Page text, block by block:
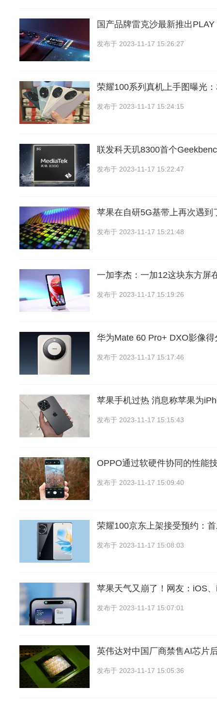
国产品牌雷克沙最新推出
发布于 2023-11-17 15:26:27
荣耀100系列真机上手图曝光
发布于 2023-11-17 15:24:15
联发科天玑8300首个
发布于 2023-11-17 15:22:47
苹果在自研5G基带上再次遇到
发布于 2023-11-17 15:21:48
一加李杰：一加12这块东方屏
发布于 2023-11-17 15:19:26
华为Mate 60 Pro+ DXO影像
发布于 2023-11-17 15:17:46
苹果手机过热 消息称苹果为
发布于 2023-11-17 15:15:43
OPPO通过软硬件协同的性能
发布于 2023-11-17 15:09:40
荣耀100京东上架接受预约：
发布于 2023-11-17 15:08:03
苹果天气又崩了！网友：iOS
发布于 2023-11-17 15:07:01
英伟达对中国厂商禁售AI芯片
发布于 2023-11-17 15:05:36